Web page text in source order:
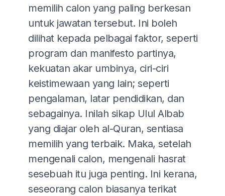
memilih calon yang paling berkesan
untuk jawatan tersebut. Ini boleh
dilihat kepada pelbagai faktor, seperti
program dan manifesto partinya,
kekuatan akar umbinya, ciri-ciri
keistimewaan yang lain; seperti
pengalaman, latar pendidikan, dan
sebagainya. Inilah sikap Ulul Albab
yang diajar oleh al-Quran, sentiasa
memilih yang terbaik. Maka, setelah
mengenali calon, mengenali hasrat
sesebuah itu juga penting. Ini kerana,
seseorang calon biasanya terikat